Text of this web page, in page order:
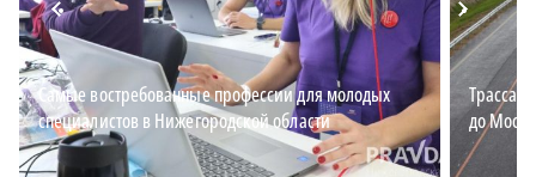
Самые востребованные профессии для молодых
специалистов в Нижегородской области
Трасса
до